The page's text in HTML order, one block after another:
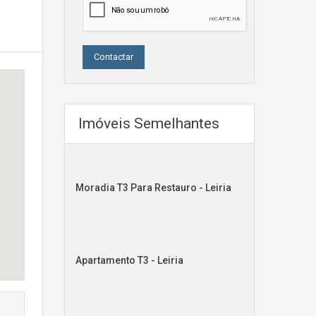
Imóveis Semelhantes
Moradia T3 Para Restauro - Leiria
Apartamento T3 - Leiria